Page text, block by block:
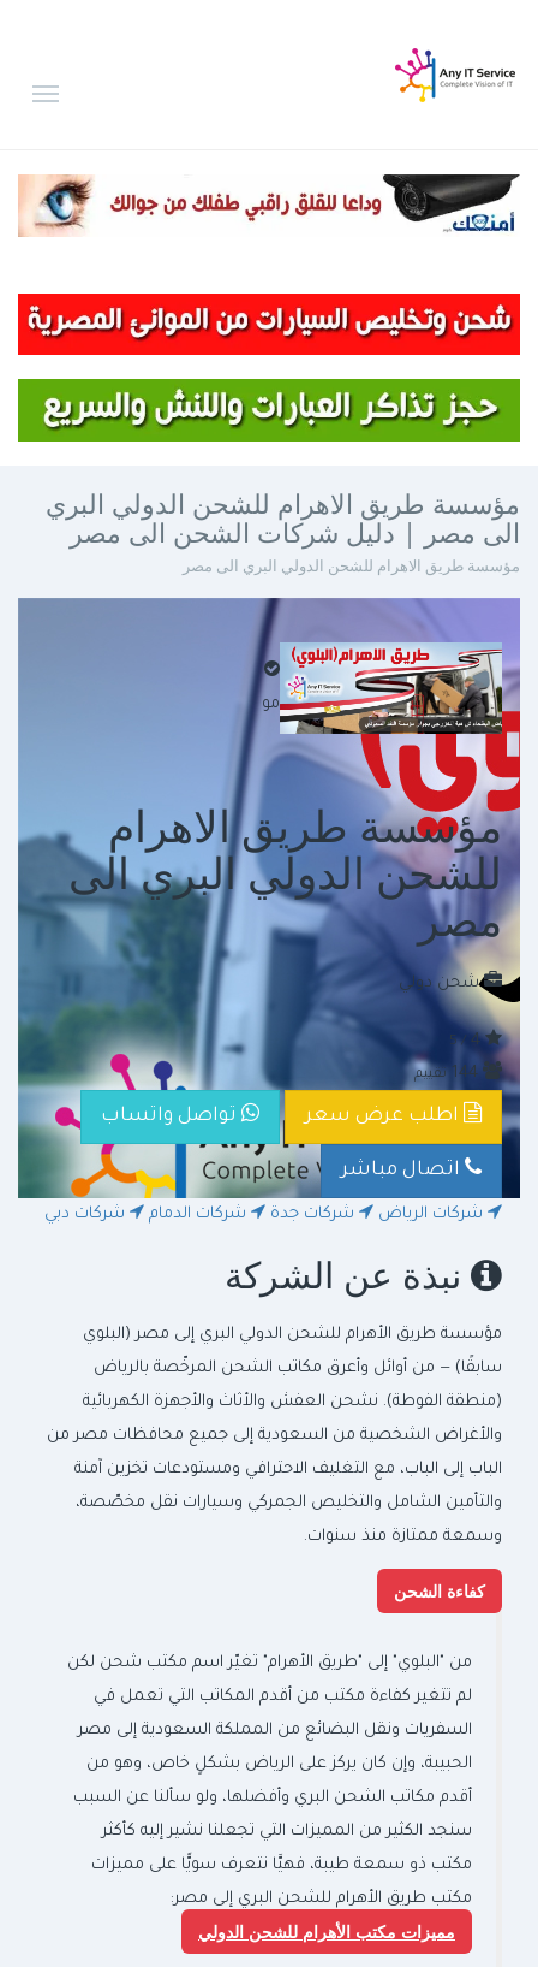
مؤسسة طريق الاهرام للشحن الدولي البري
الى مصر | دليل شركات الشحن الى مصر
مؤسسة طريق الاهرام للشحن الدولي البري الى مصر
موثق
مؤسسة طريق الاهرام
للشحن الدولي البري الى
مصر
شحن دولي
4
/ 5
144 تقييم
اطلب عرض سعر تواصل واتساب
اتصال مباشر
شركات الرياض شركات جدة شركات الدمام شركات دبي
نبذة عن الشركة
مؤسسة طريق الأهرام للشحن الدولي البري إلى مصر (البلوي
سابقًا) — من أوائل وأعرق مكاتب الشحن المرخّصة بالرياض
(منطقة الفوطة). نشحن العفش والأثاث والأجهزة الكهربائية
والأغراض الشخصية من السعودية إلى جميع محافظات مصر من
الباب إلى الباب، مع التغليف الاحترافي ومستودعات تخزين آمنة
والتأمين الشامل والتخليص الجمركي وسيارات نقل مخصّصة،
وسمعة ممتازة منذ سنوات.
كفاءة الشحن
من "البلوي" إلى "طريق الأهرام" تغيّر اسم مكتب شحن لكن
لم تتغير كفاءة مكتب من أقدم المكاتب التي تعمل في
السفريات ونقل البضائع من المملكة السعودية إلى مصر
الحبيبة، وإن كان يركز على الرياض بشكلٍ خاص، وهو من
أقدم مكاتب الشحن البري وأفضلها، ولو سألنا عن السبب
سنجد الكثير من المميزات التي تجعلنا نشير إليه كأكثر
مكتب ذو سمعة طيبة، فهيَّا نتعرف سويًّا على مميزات
مكتب طريق الأهرام للشحن البري إلى مصر:
مميزات مكتب الأهرام للشحن الدولي